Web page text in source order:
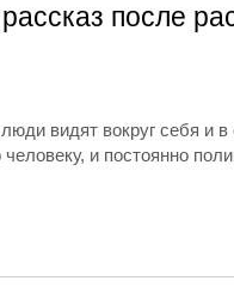
после
видят вокруг себя и
и постоянно